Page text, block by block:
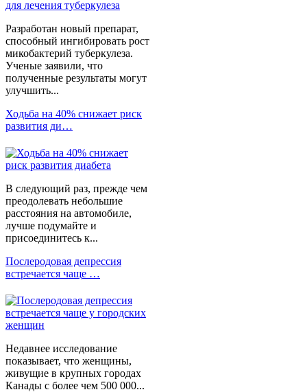
Разработан новый препарат,
способный ингибировать рост
микобактерий туберкулеза.
Ученые заявили, что
полученные результаты могут
улучшить...
Ходьба на 40% снижает риск
развития ди…
В следующий раз, прежде чем
преодолевать небольшие
расстояния на автомобиле,
лучше подумайте и
присоединитесь к...
Послеродовая депрессия
встречается чаще …
Недавнее исследование
показывает, что женщины,
живущие в крупных городах
Канады с более чем 500 000...